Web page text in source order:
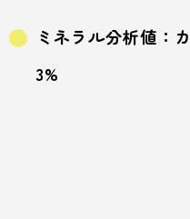
ミネラル分析値：
3%